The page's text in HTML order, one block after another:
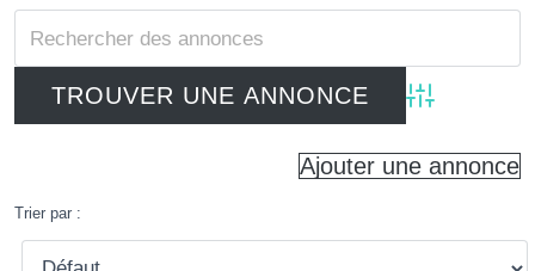
Advanced
Ajouter une annonce
Trier par :